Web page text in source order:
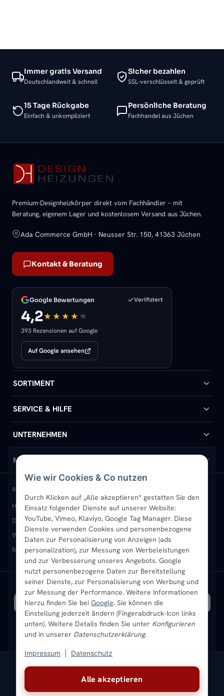
Alle akzeptieren
Wie wir Cookies & Co nutzen
Durch Klicken auf „Alle akzeptieren“ gestatten Sie den
Einsatz folgender Dienste auf unserer Website:
YouTube, Vimeo, Klaviyo, Google Tag Manager. Diese
Dienste verwenden Cookies und personenbezogene
Daten zur Personalisierung von Anzeigen (ads
personalization), zur Messung von Werbeleistungen
und zur Verbesserung unseres Angebots. Google
nutzt personenbezogene Daten zur Bereitstellung
seiner Dienste, zur Personalisierung von Werbung und
zur Messung der Performance. Weitere Informationen
hierzu finden Sie bei Google. Sie können die
Einstellung jederzeit ändern (Fingerabdruck-Icon links
unten). Weitere Details finden Sie unter Konfigurieren
und in unserer Datenschutzerklärung.
Impressum Datenschutz
Immer gratis Versand
Deutschlandweit & schnell
Sicher bezahlen
SSL-verschlüsselt & geprüft
15 Tage Rückgabe
Einfach & unkompliziert
Persönliche Beratung
Fachhandel aus Jüchen
Premium-Designheizkörper direkt vom Fachhändler – mit
Beratung, eigenem Lager und kostenlosem Versand aus Jüchen.
Ada Commerce GmbH · Neusser Str. 150, 41363 Jüchen
Kontakt & Beratung
Google Bewertungen Verifiziert
4,2
393 Rezensionen auf Google
Auf Google ansehen
SORTIMENT
Badheizkörper
Handtuchheizkörper
Design-Heizkörper
Paneelheizkörper
Vertikal-Heizkörper
Heizkörper-Zubehör
SERVICE & HILFE
Hilfe & Kontakt
Versand & Lieferung
Rückgabe & Widerruf
Garantie & Gewährleistung
Montageservice vor Ort
Sendung verfolgen
UNTERNEHMEN
Wir über uns
Standort & Abholung Jüchen
B2B-Kunden
Karriere
Ratgeber
Bestpreisgarantie
MEIN KONTO
Anmelden / Mein Konto
Merkliste
Newsletter
Aktuelle Angebote
BELIEBTE KATEGORIEN
Heizkörper kaufenBadheizkörperHandtuchheizkörper
Design-HeizkörperPaneelheizkörperVertikal-Heizkörper
Wandheizkörper Wohnraum-Heizkörper Badheizkörper Schwarz
Mischbetrieb-HeizkörperHeizkörper-ZubehörAktuelle Angebote
SICHERE ZAHLUNG VERSAND MIT